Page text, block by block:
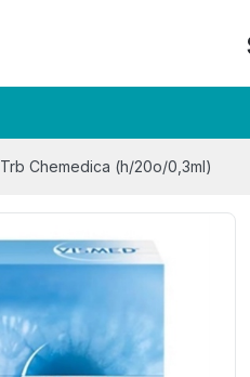
Chemedica (h/20o/0,3ml)